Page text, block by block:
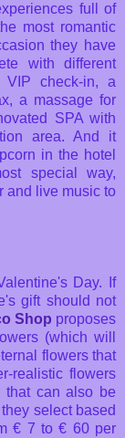
full of
most romantic
they have
with different
VIP check-in, a
a massage for
SPA with
area. And it
in the hotel
special way,
and live music to
Day. If
gift should not
Shop proposes
(which will
flowers that
realistic flowers
that can also be
select based
€ 7 to € 60 per